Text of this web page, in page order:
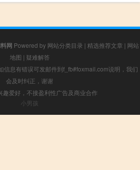
网 Powered by 网站分类目录 | 精选推荐文章 | 网站
地图 | 疑难解答
信息有错误可发邮件到f_fb#foxmail.com说明，我们
会及时纠正，谢谢
趣爱好，不接盈利性广告及商业合作
小男孩